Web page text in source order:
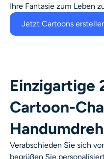
Ihre Fantasie zum Leben
Jetzt Cartoons
Einzigartige
Cartoon-
Verabschieden Sie sich
begrüßen Sie